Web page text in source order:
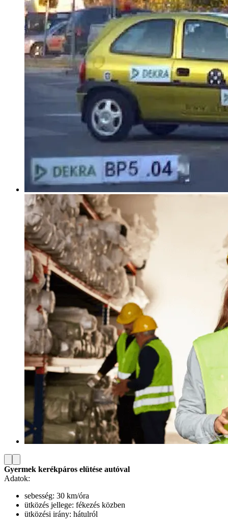
Gyermek kerékpáros elütése autóval
Adatok:
sebesség: 30 km/óra
ütközés jellege: fékezés közben
ütközési irány: hátulról